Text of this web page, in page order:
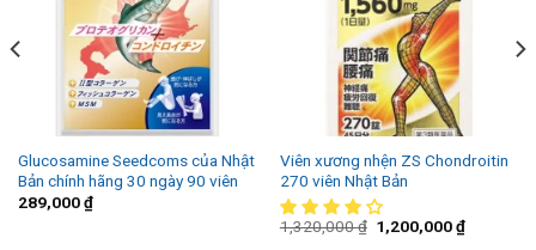
Glucosamine Seedcoms của Nhật
Bản chính hãng 30 ngày 90 viên
289,000₫
Viên xương nhện ZS Chondroitin
270 viên Nhật Bản
1,320,000₫ 1,200,000₫